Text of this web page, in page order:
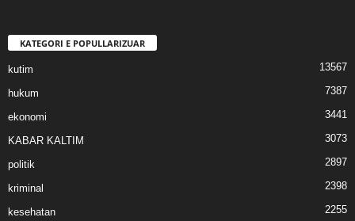
KATEGORI E POPULLARIZUAR
kutim 13567
hukum 7387
ekonomi 3441
KABAR KALTIM 3073
politik 2897
kriminal 2398
kesehatan 2255